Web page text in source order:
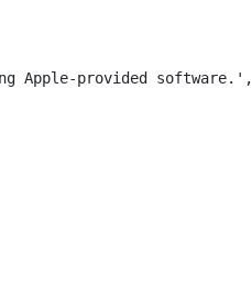
Apple-provided software.',